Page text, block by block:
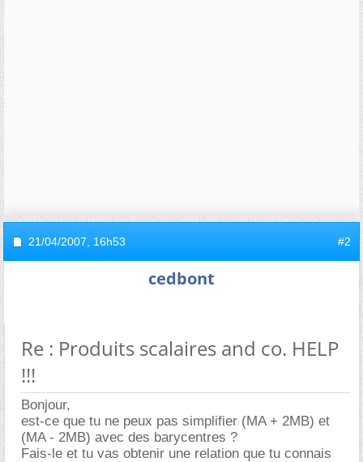
21/04/2007, 16h53 #2
cedbont
Re : Produits scalaires and co. HELP
!!!
Bonjour,
est-ce que tu ne peux pas simplifier (MA + 2MB) et
(MA - 2MB) avec des barycentres ?
Fais-le et tu vas obtenir une relation que tu connais